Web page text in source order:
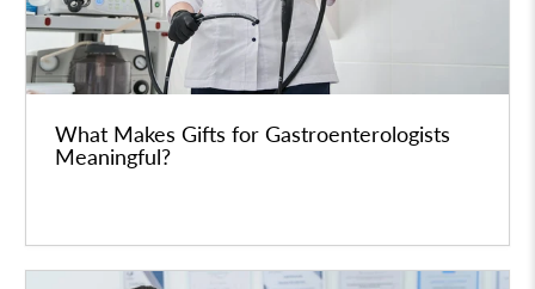
What Makes Gifts for Gastroenterologists
Meaningful?